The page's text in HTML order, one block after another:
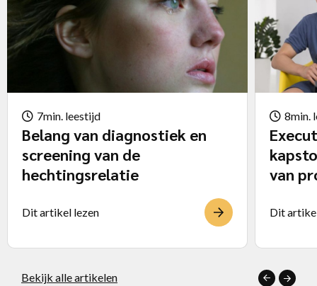
7min. leestijd
Belang van diagnostiek en
screening van de
hechtingsrelatie
Dit artikel lezen
8min.
van
Dit
Bekijk alle artikelen